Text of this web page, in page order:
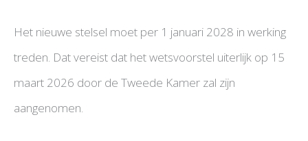
Het nieuwe stelsel moet per 1 januari 2028 in werking
treden. Dat vereist dat het wetsvoorstel uiterlijk op 15
maart 2026 door de Tweede Kamer zal zijn
aangenomen.